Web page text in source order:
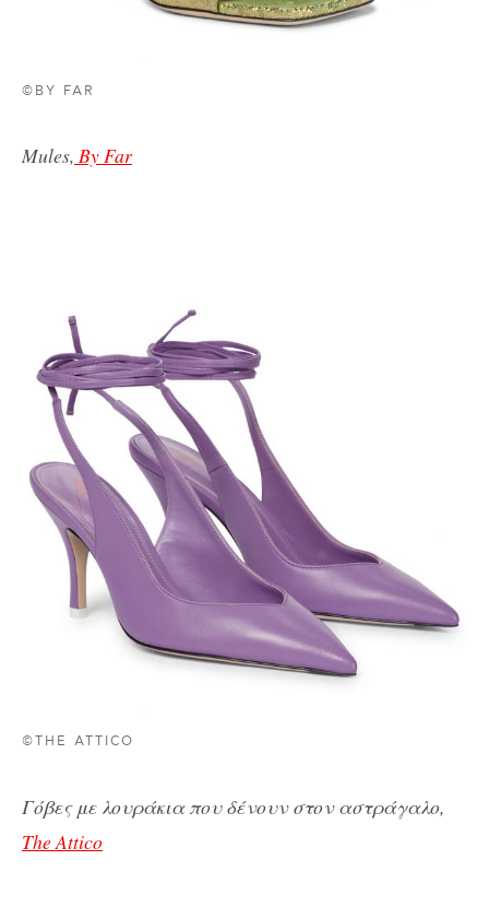
©BY FAR
Mules, By Far
©THE ATTICO
Γόβες με λουράκια που δένουν στον αστράγαλο,
The Attico